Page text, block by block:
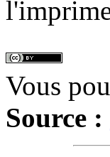
Vous
Source :